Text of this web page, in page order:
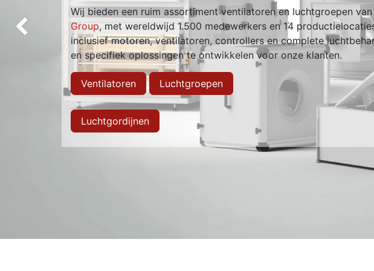
Wij bieden een ruim assortiment ventilatoren en luchtgroepen
Group, met wereldwijd 1.500 medewerkers en 14
inclusief motoren, ventilatoren, controllers en complete
en specifiek oplossingen te ontwikkelen voor onze klanten.
Ventilatoren Luchtgroepen
Luchtgordijnen
Vorige